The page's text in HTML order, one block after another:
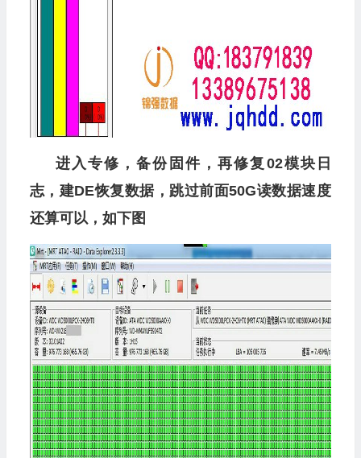
进入专修，备份固件，再修复02模块日
志，建DE恢复数据，跳过前面50G读数据速度
还算可以，如下图